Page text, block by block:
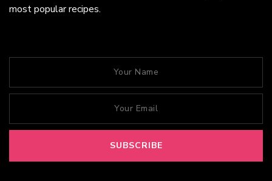
most popular recipes.